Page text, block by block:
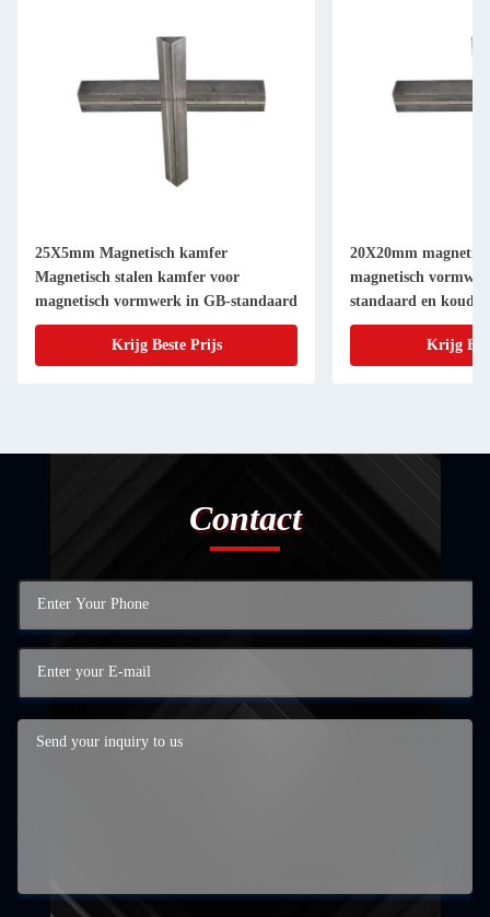
25X5mm Magnetisch kamfer
Magnetisch stalen kamfer voor
magnetisch vormwerk in GB-standaard
Krijg Beste Prijs
20X20mm
magnetisch
standaard en
Krijg
Contact